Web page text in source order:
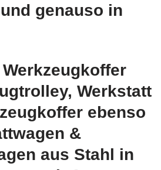
genauso in
Werkstatt
ebenso
&
aus Stahl in